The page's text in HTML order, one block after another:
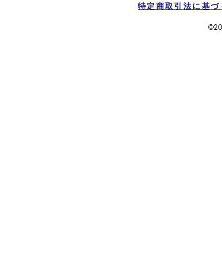
特定商取引法に基